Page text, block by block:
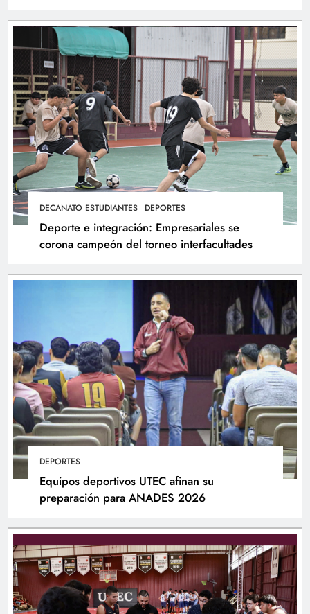
DECANATO ESTUDIANTES DEPORTES
Deporte e integración: Empresariales se
corona campeón del torneo interfacultades
DEPORTES
Equipos deportivos UTEC afinan su
preparación para ANADES 2026